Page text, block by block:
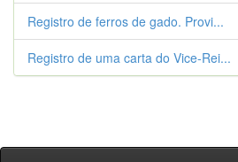
Registro de ferros de gado. Provi...
Registro de uma carta do Vice-Rei...